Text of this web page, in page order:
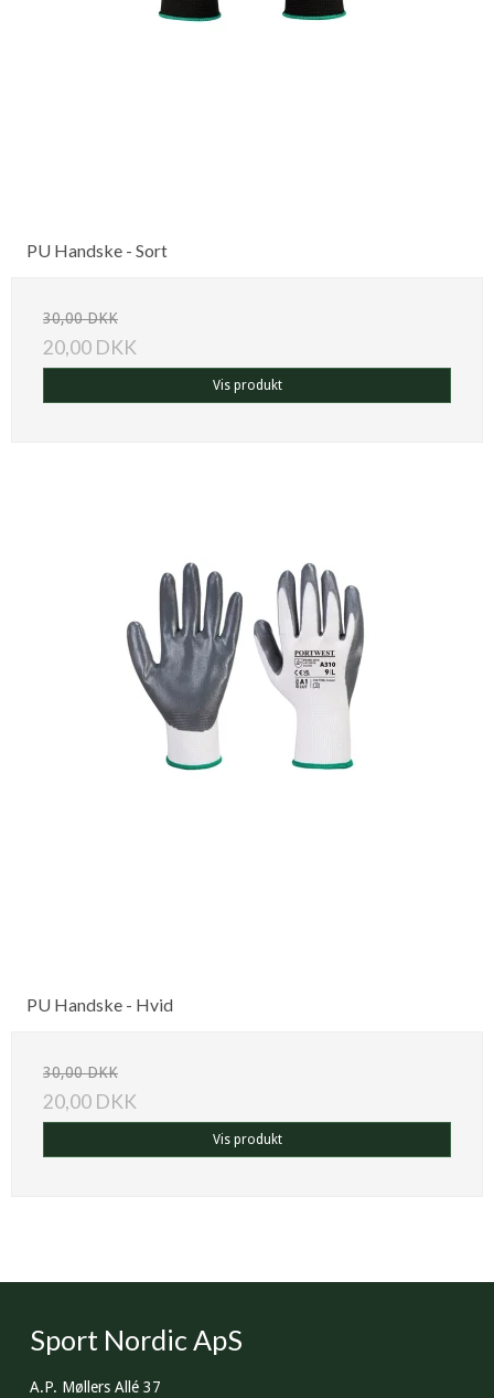
PU Handske - Sort
30,00 DKK
20,00 DKK
Vis produkt
PU Handske - Hvid
30,00 DKK
20,00 DKK
Vis produkt
Sport Nordic ApS
A.P. Møllers Allé 37